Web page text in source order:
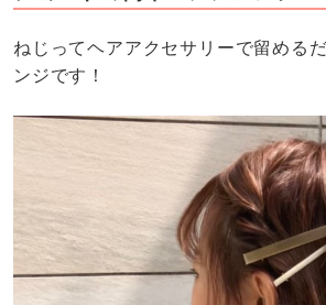
ねじってヘアアクセサリーで留める
ンジです！